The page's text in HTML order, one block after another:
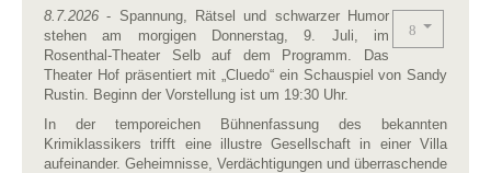
8.7.2026 - Spannung, Rätsel und schwarzer Humor
stehen am morgigen Donnerstag, 9. Juli, im
Rosenthal-Theater Selb auf dem Programm. Das
Theater Hof präsentiert mit „Cluedo“ ein Schauspiel von Sandy
Rustin. Beginn der Vorstellung ist um 19:30 Uhr.
In der temporeichen Bühnenfassung des bekannten
Krimiklassikers trifft eine illustre Gesellschaft in einer Villa
aufeinander. Geheimnisse, Verdächtigungen und überraschende